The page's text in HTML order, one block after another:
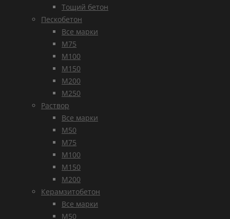
Тощий бетон
Пескобетон
Все марки
М75
М100
М150
М200
М250
Раствор
Все марки
М50
М75
М100
М150
М200
Керамзитобетон
Все марки
М50